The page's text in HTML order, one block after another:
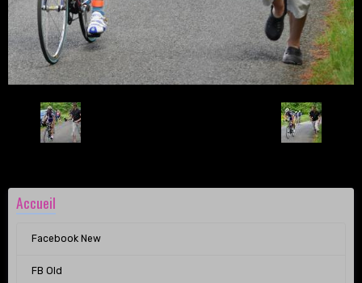
Accueil
Facebook New
FB Old